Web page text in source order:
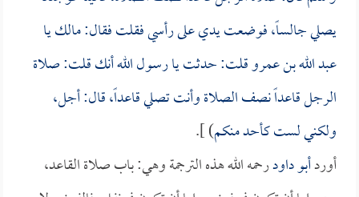
يصلي جالساً، فوضعت يدي على رأسي فقلت فقال: مالك يا
عبد الله بن عمروقلت: حدثت يا رسول الله أنك قلت: صلاة
الرجل قاعداً نصف الصلاة وأنت تصلي قاعداً، قال: أجل،
ولكني لست كأحد منكم) ].
أوردأبو داودرحمه الله هذه الترجمة وهي: باب صلاة القاعد،